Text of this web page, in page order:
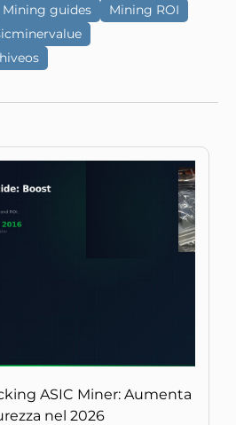
Mining guides
Mining ROI
hiveos
ASIC Miner: Aumenta
nel 2026